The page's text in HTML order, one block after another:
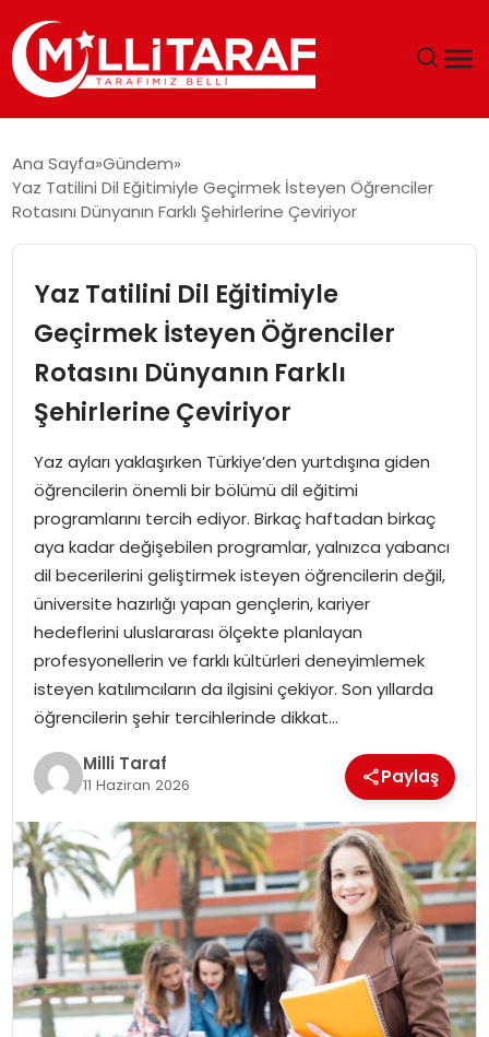
ÖZEL SAYFALAR
SPOR
SIYASET
MAGAZIN
Ana Sayfa Gündem
Yaz Tatilini Dil Eğitimiyle Geçirmek İsteyen Öğrenciler
Rotasını Dünyanın Farklı Şehirlerine Çeviriyor
Yaz Tatilini Dil Eğitimiyle
Geçirmek İsteyen Öğrenciler
Rotasını Dünyanın Farklı
Şehirlerine Çeviriyor
Yaz ayları yaklaşırken Türkiye’den yurtdışına giden
öğrencilerin önemli bir bölümü dil eğitimi
programlarını tercih ediyor. Birkaç haftadan birkaç
aya kadar değişebilen programlar, yalnızca yabancı
dil becerilerini geliştirmek isteyen öğrencilerin değil,
üniversite hazırlığı yapan gençlerin, kariyer
hedeflerini uluslararası ölçekte planlayan
profesyonellerin ve farklı kültürleri deneyimlemek
isteyen katılımcıların da ilgisini çekiyor. Son yıllarda
öğrencilerin şehir tercihlerinde dikkat…
Milli Taraf
11 Haziran 2026 Paylaş